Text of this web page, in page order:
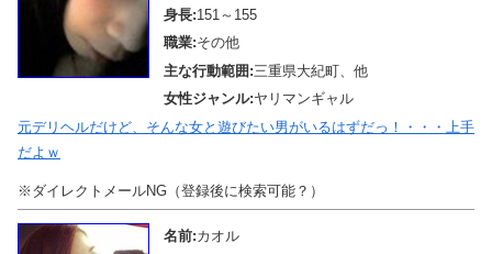
身長:151～155
職業:その他
主な行動範囲:三重県大紀町、他
女性ジャンル:ヤリマンギャル
元デリヘルだけど、そんな女と遊びたい男がいるはずだっ！・・・上手
だよｗ
※ダイレクトメールNG（登録後に検索可能？）
名前:カオル